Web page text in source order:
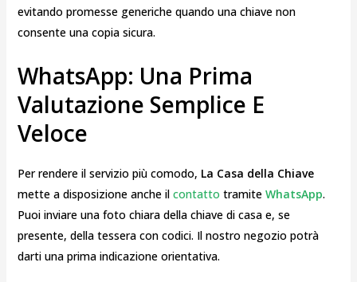
evitando promesse generiche quando una chiave non
consente una copia sicura.
WhatsApp: Una Prima
Valutazione Semplice E
Veloce
Per rendere il servizio più comodo, La Casa della Chiave
mette a disposizione anche il contatto tramite WhatsApp.
Puoi inviare una foto chiara della chiave di casa e, se
presente, della tessera con codici. Il nostro negozio potrà
darti una prima indicazione orientativa.